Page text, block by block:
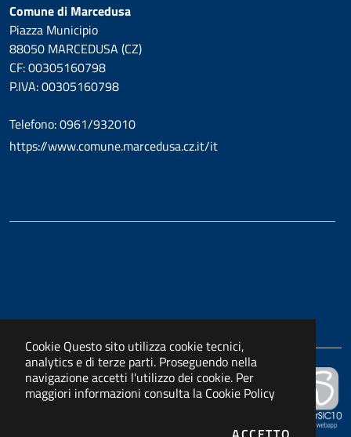
Cookie Questo sito utilizza cookie tecnici,
analytics e di terze parti. Proseguendo nella
navigazione accetti l'utilizzo dei cookie. Per
maggiori informazioni consulta la Cookie Policy
I
Comune di Marcedusa
Piazza Municipio
88050 MARCEDUSA (CZ)
CF: 00305160798
P.IVA: 00305160798
Telefono: 0961/932010
https://www.comune.marcedusa.cz.it/it
Powered by
APKAPPA s.r.l.